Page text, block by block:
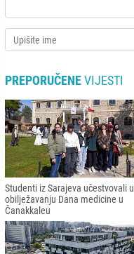
PREPORUČENEVIJESTI
Studenti iz Sarajeva učestvovali u
obilježavanju Dana medicine u
Čanakkaleu